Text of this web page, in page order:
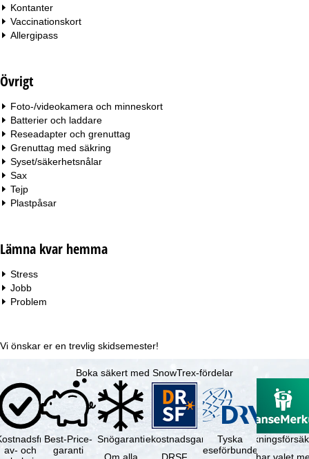
Kontanter
Vaccinationskort
Allergipass
Övrigt
Foto-/videokamera och minneskort
Batterier och laddare
Reseadapter och grenuttag
Grenuttag med säkring
Syset/säkerhetsnålar
Sax
Tejp
Plastpåsar
Lämna kvar hemma
Stress
Jobb
Problem
Vi önskar er en trevlig skidsemester!
Boka säkert med SnowTrex-fördelar
av- och
Best-Price-
garanti
Snögaranti
Om alla
Resekostnadsgaranti
DRSF
Tyska
reseförbundet
Du har valet